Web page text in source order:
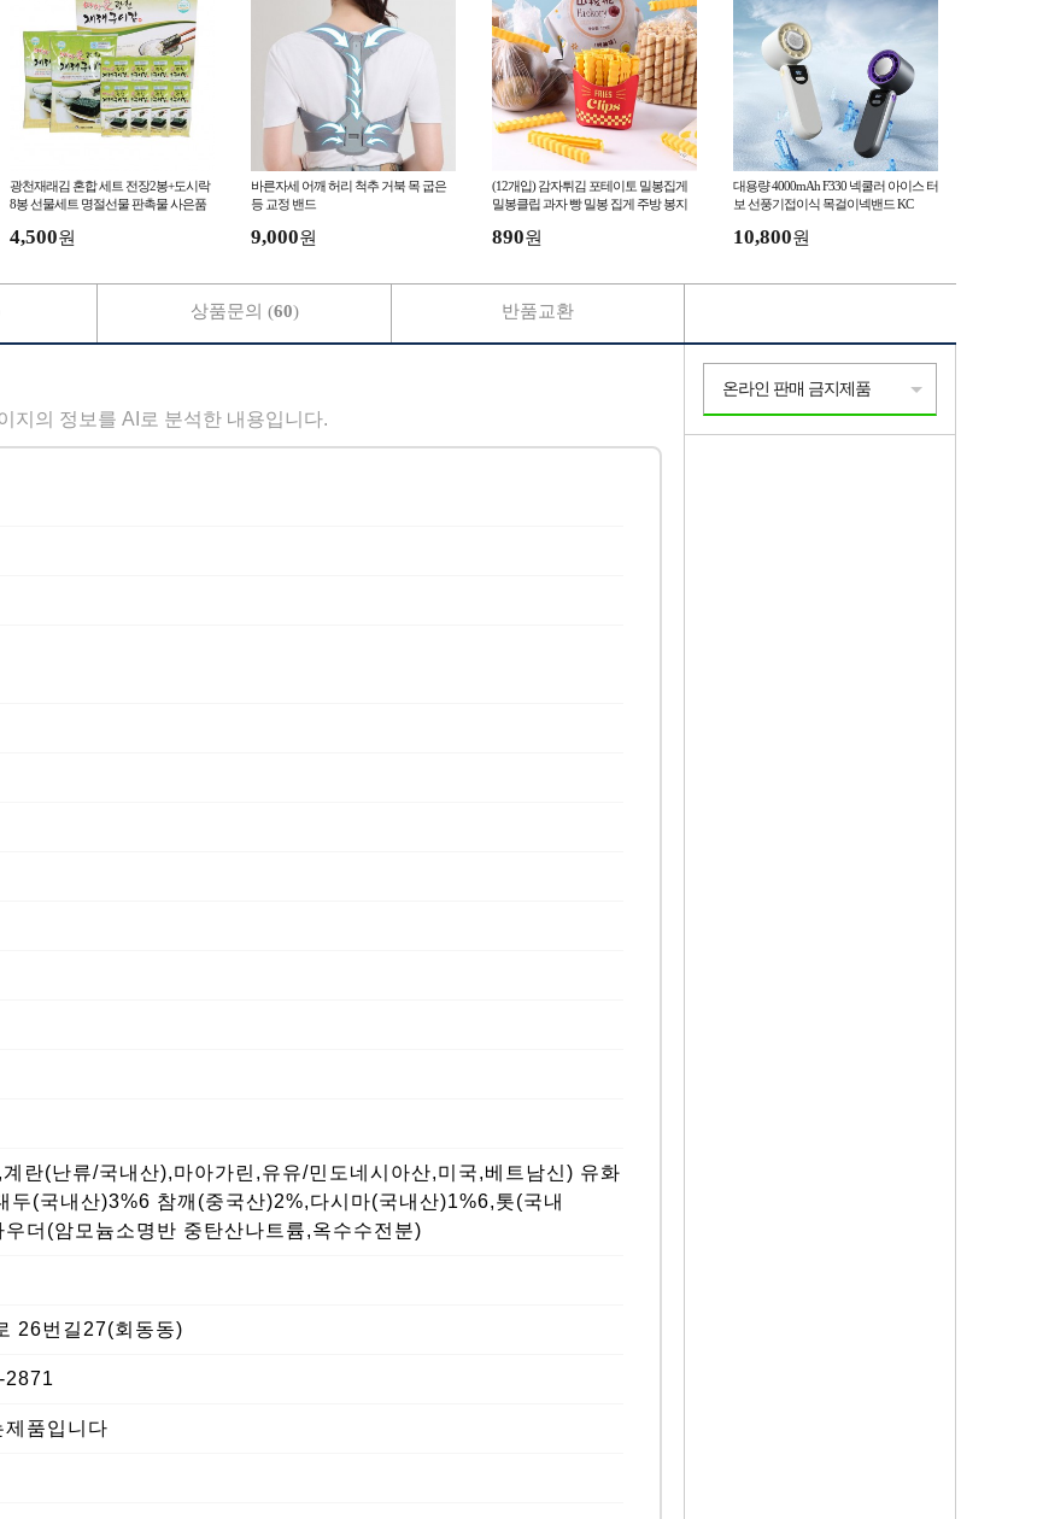
광천재래김 혼합 세트 전장2봉+도시락
8봉 선물세트 명절선물 판촉물 사은품
4,500원
바른자세 어깨 허리 척추 거북 목 굽은
등 교정 밴드
9,000원
(12개입) 감자튀김 포테이토 밀봉집게
밀봉클립 과자 빵 밀봉 집게 주방 봉지
890원
대용량 4000mAh F330 넥쿨러 아이스 터
보 선풍기접이식 목걸이넥밴드 KC
10,800원
지의 정보를 AI로 분석한 내용입니다.
란(난류/국내산),마아가린,유유/민도네시아산,미국,베트남신) 유화
두(국내산)3%6 참깨(중국산)2%,다시마(국내산)1%6,톳(국내
더(암모늄소명반 중탄산나트륨,옥수수전분)
26번길27(회동동)
2871
품입니다
상품문의 (60) 반품교환
온라인 판매 금지제품